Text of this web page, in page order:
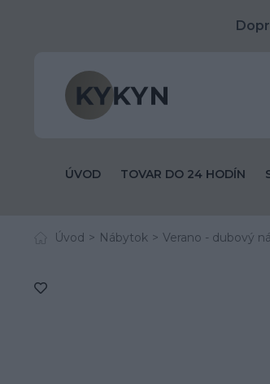
ÚVOD TOVAR DO 24 HODÍN
Úvod Nábytok Verano - dubový